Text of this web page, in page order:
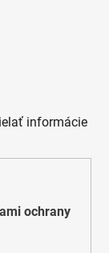
informácie
ochrany